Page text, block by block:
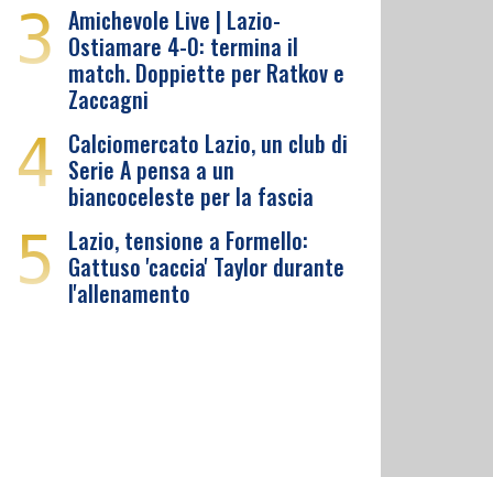
3 Amichevole Live | Lazio-
Ostiamare 4-0: termina il
match. Doppiette per Ratkov e
Zaccagni
4 Calciomercato Lazio, un club di
Serie A pensa a un
biancoceleste per la fascia
5 Lazio, tensione a Formello:
Gattuso 'caccia' Taylor durante
l'allenamento